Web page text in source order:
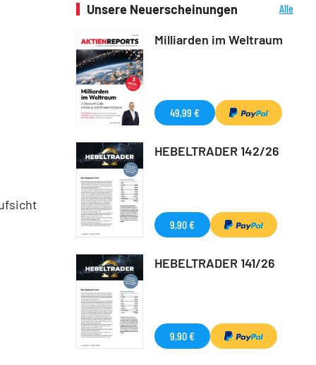
Unsere Neuerscheinungen
Alle
Milliarden im Weltraum
49,99 €
HEBELTRADER 142/26
9,90 €
HEBELTRADER 141/26
9,90 €